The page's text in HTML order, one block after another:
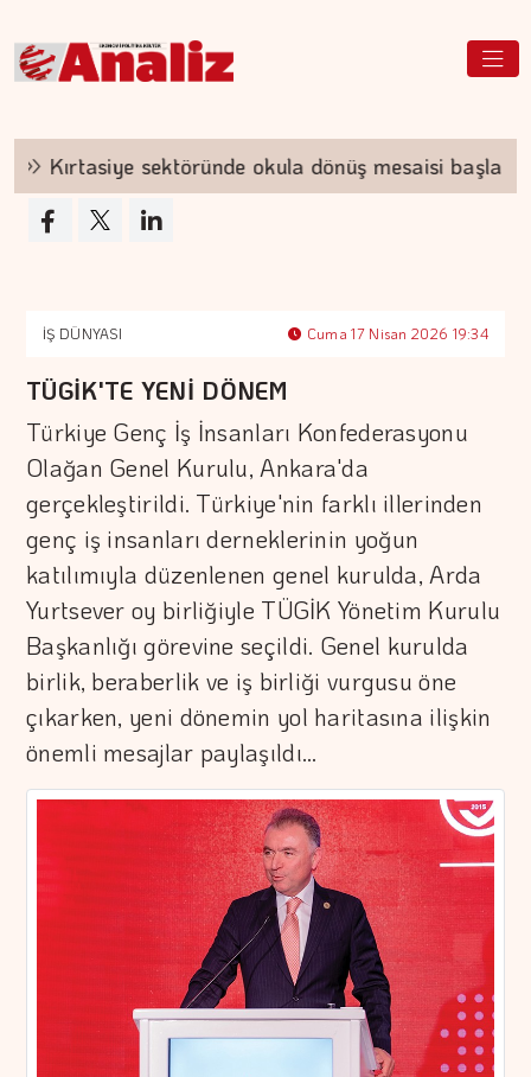
Kırtasiye sektöründe okula dönüş mesaisi başladı
İŞ DÜNYASI Cuma 17 Nisan 2026 19:34
TÜGİK'TE YENİ DÖNEM
Türkiye Genç İş İnsanları Konfederasyonu
Olağan Genel Kurulu, Ankara'da
gerçekleştirildi. Türkiye'nin farklı illerinden
genç iş insanları derneklerinin yoğun
katılımıyla düzenlenen genel kurulda, Arda
Yurtsever oy birliğiyle TÜGİK Yönetim Kurulu
Başkanlığı görevine seçildi. Genel kurulda
birlik, beraberlik ve iş birliği vurgusu öne
çıkarken, yeni dönemin yol haritasına ilişkin
önemli mesajlar paylaşıldı…